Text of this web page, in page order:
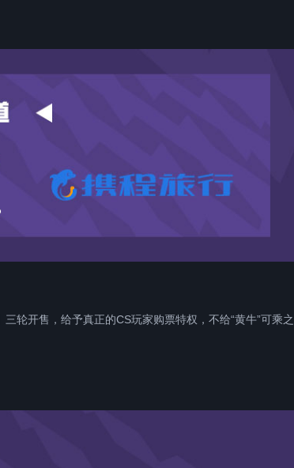
轮开售，给予真正的CS玩家购票特权，不给“黄牛”可乘